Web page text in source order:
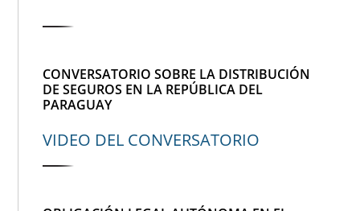
CONVERSATORIO SOBRE LA DISTRIBUCIÓN
DE SEGUROS EN LA REPÚBLICA DEL
PARAGUAY
VIDEO DEL CONVERSATORIO